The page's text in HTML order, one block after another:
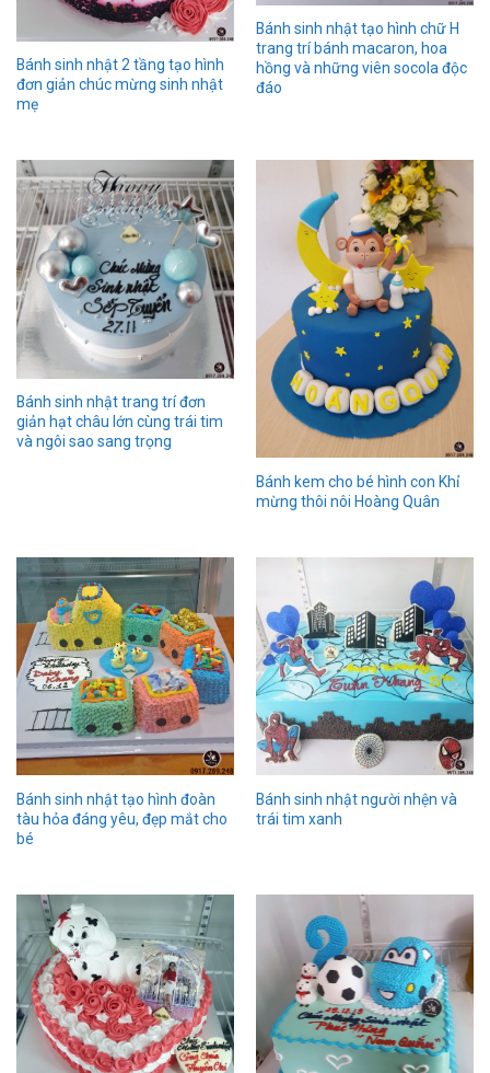
Bánh sinh nhật 2 tầng tạo hình
đơn giản chúc mừng sinh nhật
mẹ
Bánh sinh nhật tạo hình chữ H
trang trí bánh macaron, hoa
hồng và những viên socola độc
đáo
Bánh sinh nhật trang trí đơn
giản hạt châu lớn cùng trái tim
và ngôi sao sang trọng
Bánh kem cho bé hình con Khỉ
mừng thôi nôi Hoàng Quân
Bánh sinh nhật tạo hình đoàn
tàu hỏa đáng yêu, đẹp mắt cho
bé
Bánh sinh nhật người nhện và
trái tim xanh